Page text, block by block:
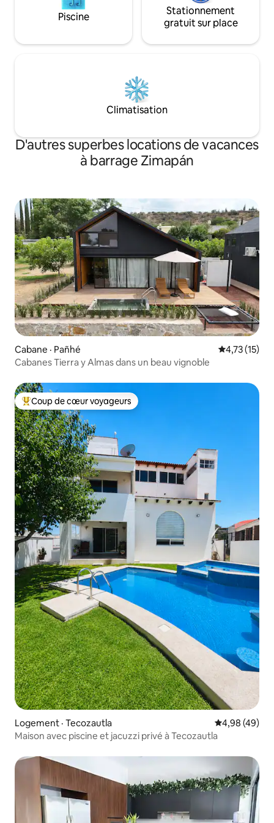
Piscine
Stationnement
gratuit sur place
Climatisation
D'autres superbes locations de vacances
à barrage Zimapán
Cabane · Pañhé Note
4,73 (15)
Cabanes Tierra y Almas dans un beau vignoble
Coup de cœur voyageurs parmi les plus aimés
Coup de cœur voyageurs
Logement · Tecozautla Note
4,98 (49)
Maison avec piscine et jacuzzi privé à Tecozautla